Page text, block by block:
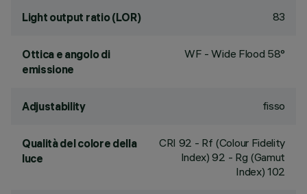
Light output ratio (LOR) 83
Ottica e angolo di
emissione
WF - Wide Flood 58°
Adjustability fisso
Qualità del colore della
luce
CRI 92 - Rf (Colour Fidelity
Index) 92 - Rg (Gamut
Index) 102